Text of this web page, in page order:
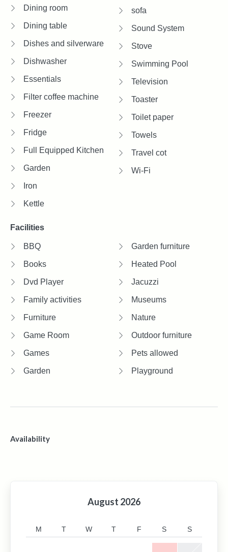
Dining room
Dining table
Dishes and silverware
Dishwasher
Essentials
Filter coffee machine
Freezer
Fridge
Full Equipped Kitchen
Garden
Iron
Kettle
sofa
Sound System
Stove
Swimming Pool
Television
Toaster
Toilet paper
Towels
Travel cot
Wi-Fi
Facilities
BBQ
Books
Dvd Player
Family activities
Furniture
Game Room
Games
Garden
Garden furniture
Heated Pool
Jacuzzi
Museums
Nature
Outdoor furniture
Pets allowed
Playground
Availability
August 2026
M T W T F S S